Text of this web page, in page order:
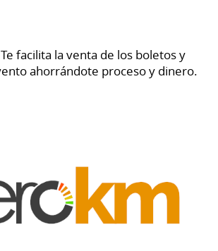
Te facilita la venta de los boletos y
ahorrándote proceso y dinero.